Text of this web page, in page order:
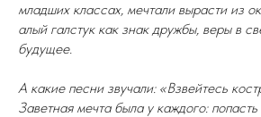
младших классах, мечтали вырасти из
алый галстук как знак дружбы, веры в
будущее.
А какие песни звучали: «Взвейтесь
Заветная мечта была у каждого: